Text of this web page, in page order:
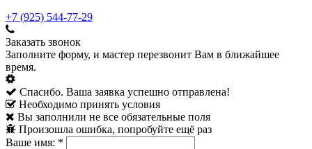
+7 (925) 544-77-29
Заказать звонок
Заполните форму, и мастер перезвонит Вам в ближайшее
время.
Спасибо. Ваша заявка успешно отправлена!
Необходимо принять условия
Вы заполнили не все обязательные поля
Произошла ошибка, попробуйте ещё раз
Ваше имя: *